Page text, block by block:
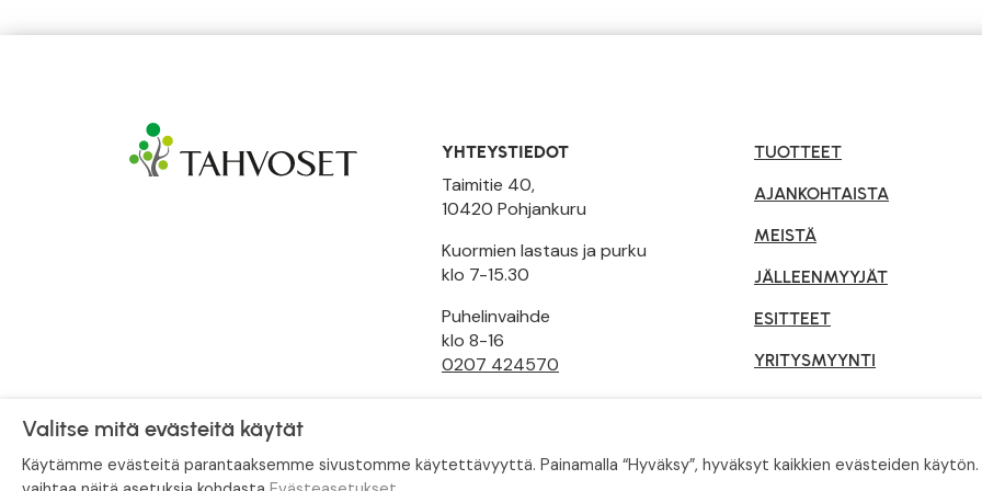
YHTEYSTIEDOT
Taimitie 40,
10420 Pohjankuru
Kuormien lastaus ja purku
klo 7-15.30
Puhelinvaihde
klo 8-16
0207 424570
TUOTTEET
AJANKOHTAISTA
MEISTÄ
JÄLLEENMYYJÄT
ESITTEET
YRITYSMYYNTI
Valitse mitä evästeitä käytät
Käytämme evästeitä parantaaksemme sivustomme käytettävyyttä. Painamalla “Hyväksy”, hyväksyt kaikkien evästeiden